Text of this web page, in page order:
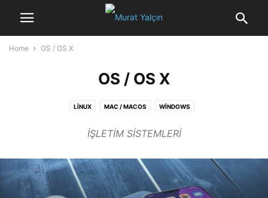
Home OS / OS X
OS / OS X
LINUX MAC / MACOS WINDOWS
İŞLETİM SİSTEMLERİ